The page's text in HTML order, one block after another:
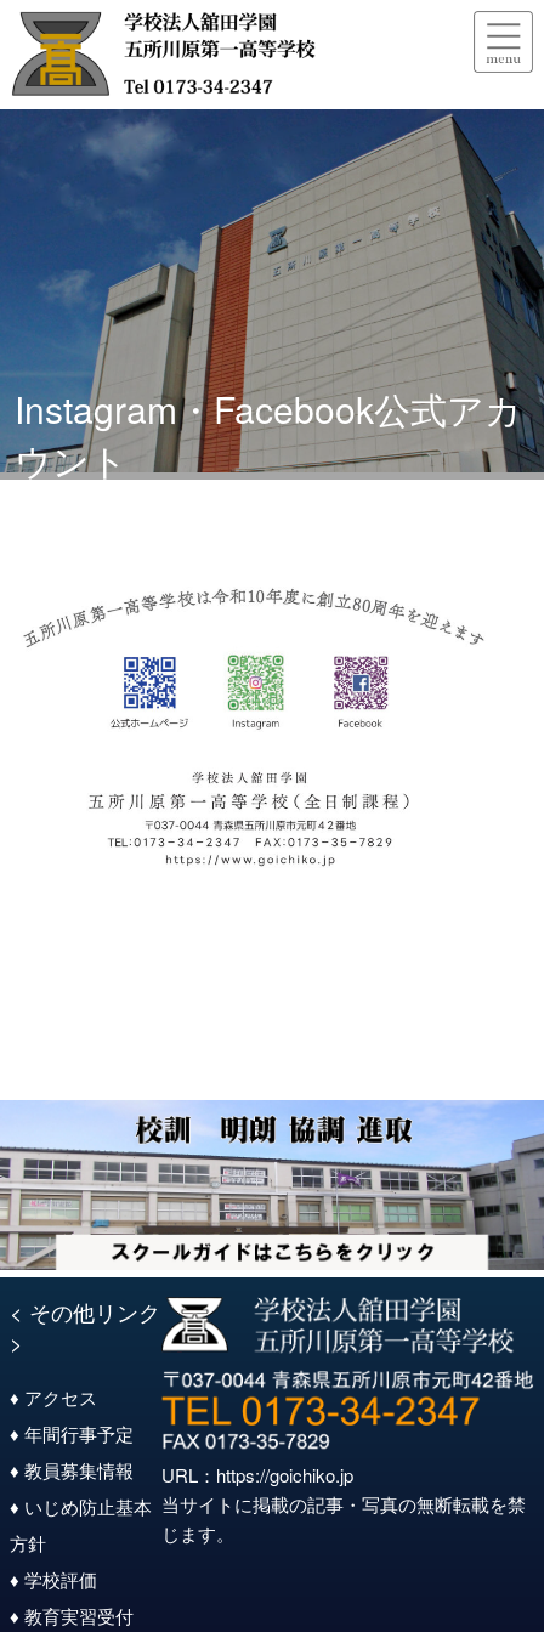
Instagram・Facebook公式アカ
ウント
< その他リンク
>
♦ アクセス
♦ 年間行事予定
♦ 教員募集情報
♦ いじめ防止基本
方針
♦ 学校評価
♦ 教育実習受付
URL： https://goichiko.jp
当サイトに掲載の記事・写真の無断転載を禁
じます。